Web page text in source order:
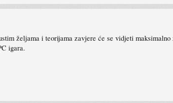
željama i teorijama zavjere će se vidjeti maksimalno
igara.